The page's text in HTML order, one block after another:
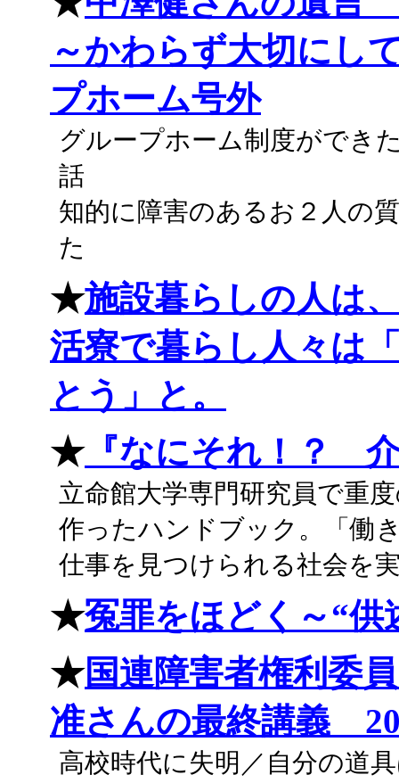
～かわらず大切にし
プホーム号外
グループホーム制度ができ
話
知的に障害のあるお２人の
た
★施設暮らしの人は
活寮で暮らし人々は
とう」と。
★『なにそれ！？
立命館大学専門研究員で重
作ったハンドブック。「働
仕事を見つけられる社会を
★冤罪をほどく～“供
★国連障害者権利委
准さんの最終講義
高校時代に失明／自分の道